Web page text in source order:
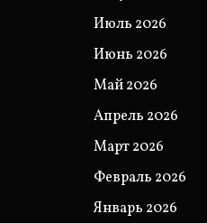
Июль 2026
Июнь 2026
Май 2026
Апрель 2026
Март 2026
Февраль 2026
Январь 2026